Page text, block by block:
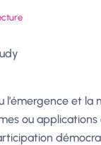
l’émergence et
ou